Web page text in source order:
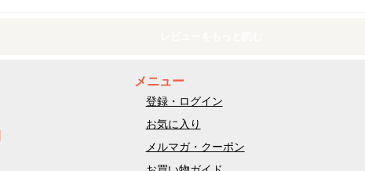
メニュー
登録・ログイン
お気に入り
メルマガ・クーポン